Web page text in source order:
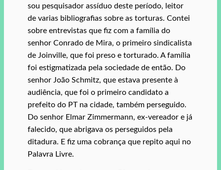
sou pesquisador assíduo deste período, leitor
de varias bibliografias sobre as torturas. Contei
sobre entrevistas que fiz com a família do
senhor Conrado de Mira, o primeiro sindicalista
de Joinville, que foi preso e torturado. A família
foi estigmatizada pela sociedade de então. Do
senhor João Schmitz, que estava presente à
audiência, que foi o primeiro candidato a
prefeito do PT na cidade, também perseguido.
Do senhor Elmar Zimmermann, ex-vereador e já
falecido, que abrigava os perseguidos pela
ditadura. E fiz uma cobrança que repito aqui no
Palavra Livre.